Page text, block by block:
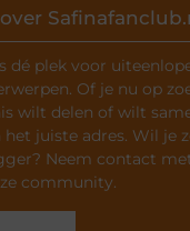
dé plek voor
Of je nu op
wilt delen of wilt
het juiste adres. Wil je
Neem contact
community.